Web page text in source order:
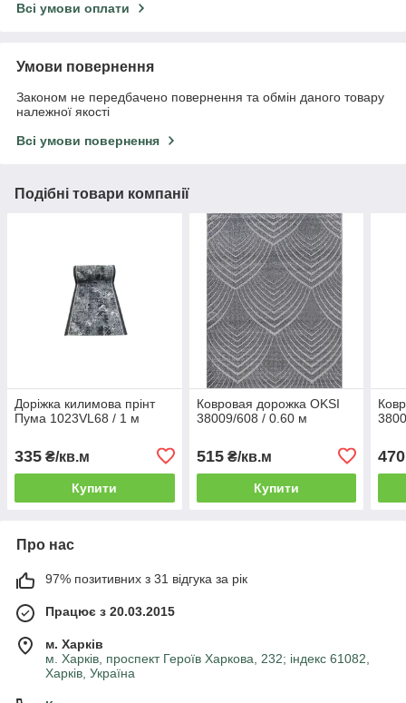
Всі умови оплати
Умови повернення
Законом не передбачено повернення та обмін даного товару
належної якості
Всі умови повернення
Подібні товари компанії
Доріжка килимова прінт
Пума 1023VL68 / 1 м
335 ₴/кв.м
Купити
Ковровая дорожка OKSI
38009/608 / 0.60 м
515₴/кв.м
Купити
470
Про нас
97% позитивних з 31 відгука за рік
Працює з 20.03.2015
м. Харків
м. Харків, проспект Героїв Харкова, 232; індекс 61082,
Харків, Україна